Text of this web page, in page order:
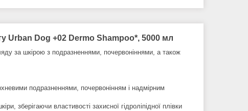
Urban Dog +02 Dermo Shampoo*, 5000 мл
за шкірою з подразненнями, почервоніннями, а також
подразненнями, почервонінням і надмірним
зберігаючи властивості захисної гідроліпідної плівки